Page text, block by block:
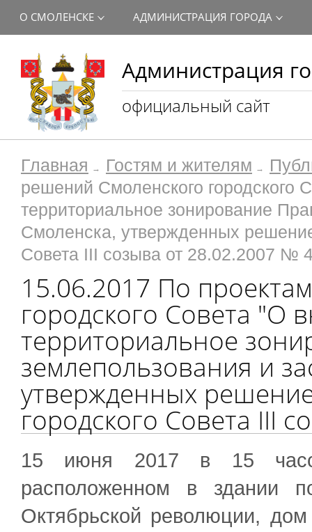
Администрация
официальный сайт
О СМОЛЕНСКЕ АДМИНИСТРАЦИЯ ГОРОДА
Главная Гостям и жителям
решений Смоленского городского
территориальное зонирование
Смоленска, утвержденных
Совета III созыва от 28.02.2007 №
15.06.2017 По
городского Совета "О
территориальное
землепользования и
утвержденных
городского Совета III
15 июня 2017 в 15
расположенном в здании
Октябрьской революции,